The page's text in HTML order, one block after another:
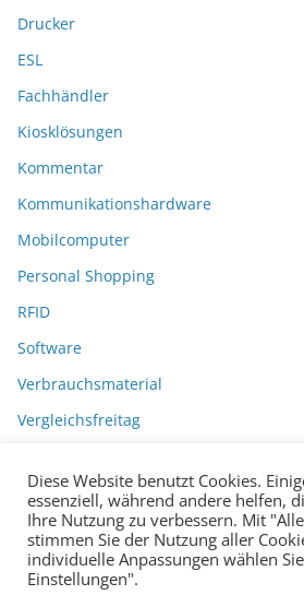
Drucker
ESL
Fachhändler
Kiosklösungen
Kommentar
Kommunikationshardware
Mobilcomputer
Personal Shopping
RFID
Software
Verbrauchsmaterial
Vergleichsfreitag
Diese Website benutzt Cookies.
essenziell, während andere helfen,
Ihre Nutzung zu verbessern. Mit
stimmen Sie der Nutzung aller
individuelle Anpassungen wählen
Einstellungen".